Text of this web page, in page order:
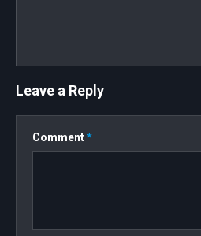
Leave a Reply
Comment*